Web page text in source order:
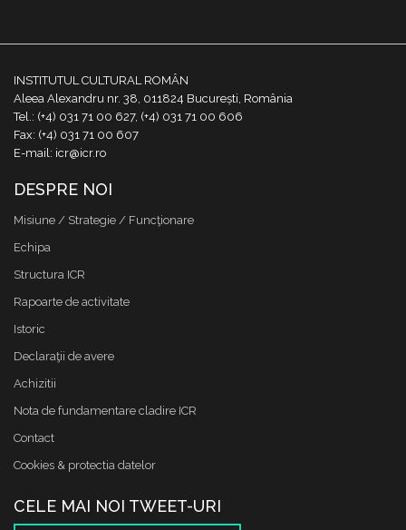
INSTITUTUL CULTURAL ROMÂN
Aleea Alexandru nr. 38, 011824 București, România
Tel.: (+4) 031 71 00 627, (+4) 031 71 00 606
Fax: (+4) 031 71 00 607
E-mail: icr@icr.ro
DESPRE NOI
Misiune / Strategie / Funcţionare
Echipa
Structura ICR
Rapoarte de activitate
Istoric
Declaraţii de avere
Achizitii
Nota de fundamentare cladire ICR
Contact
Cookies & protectia datelor
CELE MAI NOI TWEET-URI